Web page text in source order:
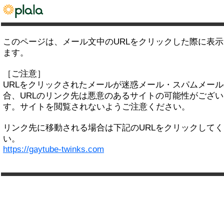
このページは、メール文中のURLをクリックした際に表
ます。
［ご注意］
URLをクリックされたメールが迷惑メール・スパムメー
合、URLのリンク先は悪意のあるサイトの可能性がござ
す。サイトを閲覧されないようご注意ください。
リンク先に移動される場合は下記のURLをクリックして
い。
https://gaytube-twinks.com